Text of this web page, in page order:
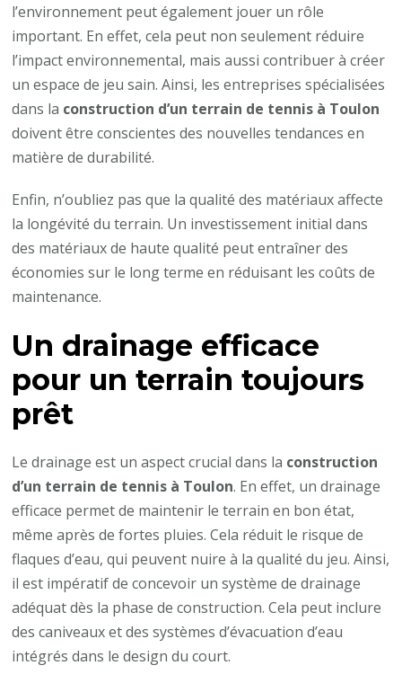
l’environnement peut également jouer un rôle
important. En effet, cela peut non seulement réduire
l’impact environnemental, mais aussi contribuer à créer
un espace de jeu sain. Ainsi, les entreprises spécialisées
dans la construction d’un terrain de tennis à Toulon
doivent être conscientes des nouvelles tendances en
matière de durabilité.
Enfin, n’oubliez pas que la qualité des matériaux affecte
la longévité du terrain. Un investissement initial dans
des matériaux de haute qualité peut entraîner des
économies sur le long terme en réduisant les coûts de
maintenance.
Un drainage efficace
pour un terrain toujours
prêt
Le drainage est un aspect crucial dans la construction
d’un terrain de tennis à Toulon. En effet, un drainage
efficace permet de maintenir le terrain en bon état,
même après de fortes pluies. Cela réduit le risque de
flaques d’eau, qui peuvent nuire à la qualité du jeu. Ainsi,
il est impératif de concevoir un système de drainage
adéquat dès la phase de construction. Cela peut inclure
des caniveaux et des systèmes d’évacuation d’eau
intégrés dans le design du court.